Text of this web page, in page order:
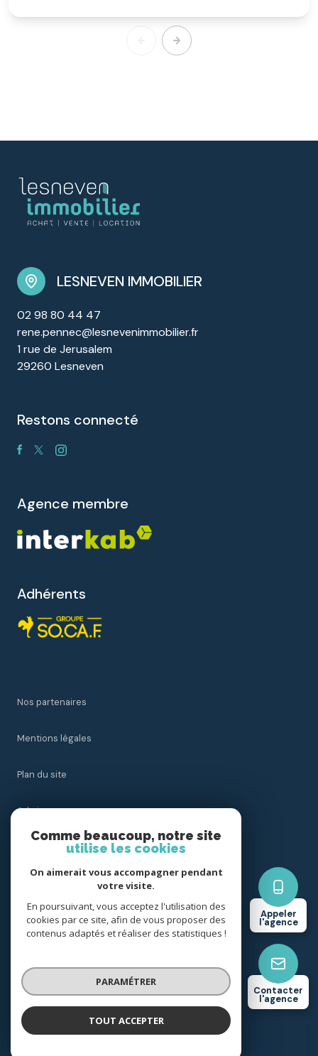
LESNEVEN IMMOBILIER
Appeler
l'agence
Contacter
l'agence
LESNEVEN IMMOBILIER
02 98 80 44 47
rene.pennec@lesnevenimmobilier.fr
1 rue de Jerusalem
29260 Lesneven
restons connecté
agence membre
Adhérents
Nos partenaires
Mentions légales
Plan du site
Admin
Nos honoraires
Cookies
© 2026 | Tous droits réservés
Réalisé par
Comme beaucoup, notre site
utilise les cookies
On aimerait vous accompagner pendant
votre visite.
En poursuivant, vous acceptez l'utilisation des
cookies par ce site, afin de vous proposer des
contenus adaptés et réaliser des statistiques !
PARAMÉTRER
TOUT ACCEPTER